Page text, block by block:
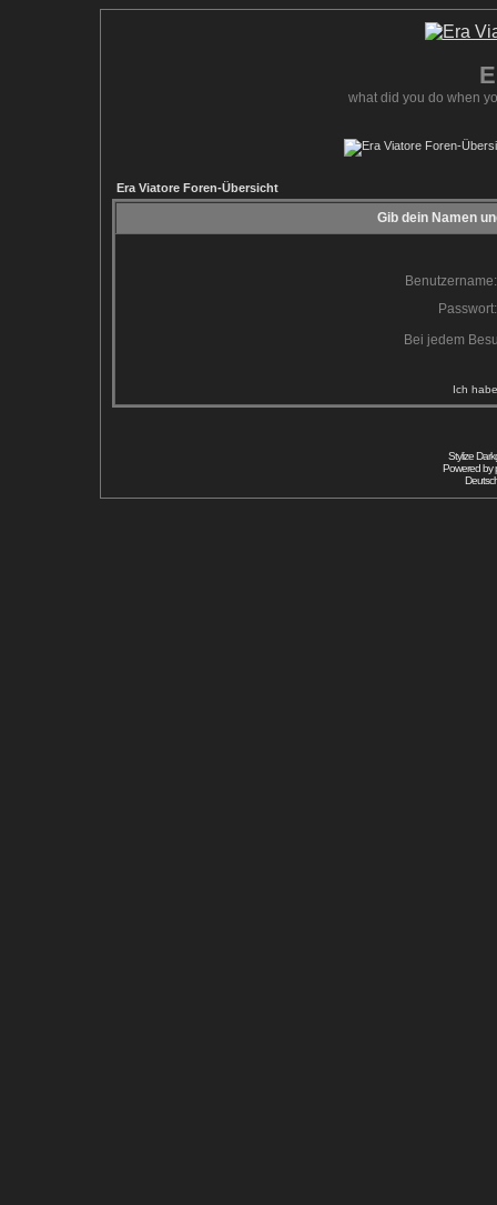
what did you do when
Era Viatore Foren-Übersicht
Gib dein Namen
Benutzername:
Passwort:
Bei jedem
Ich
Stylize
Powered by